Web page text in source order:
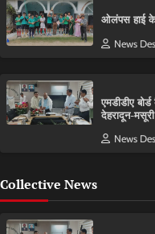
ओलंपस हाई के
News
एमडीडीए
देहरादून-
News
Collective News